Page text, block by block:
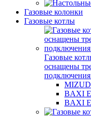
Газовые колонки
Газовые котлы
Газовые
оснащены
подключения
BAXI
BAXI